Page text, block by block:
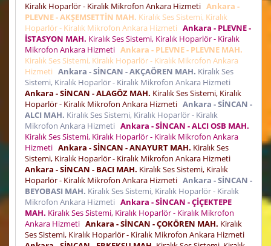
Kiralık Hoparlör - Kiralık Mikrofon Ankara Hizmeti Ankara -
PLEVNE - AKŞEMSETTİN MAH. Kiralık Ses Sistemi, Kiralık
Hoparlör - Kiralık Mikrofon Ankara Hizmeti Ankara - PLEVNE -
İSTASYON MAH. Kiralık Ses Sistemi, Kiralık Hoparlör - Kiralık
Mikrofon Ankara Hizmeti Ankara - PLEVNE - PLEVNE MAH.
Kiralık Ses Sistemi, Kiralık Hoparlör - Kiralık Mikrofon Ankara
Hizmeti Ankara - SİNCAN - AKÇAÖREN MAH. Kiralık Ses
Sistemi, Kiralık Hoparlör - Kiralık Mikrofon Ankara Hizmeti
Ankara - SİNCAN - ALAGÖZ MAH. Kiralık Ses Sistemi, Kiralık
Hoparlör - Kiralık Mikrofon Ankara Hizmeti Ankara - SİNCAN -
ALCI MAH. Kiralık Ses Sistemi, Kiralık Hoparlör - Kiralık
Mikrofon Ankara Hizmeti Ankara - SİNCAN - ALCI OSB MAH.
Kiralık Ses Sistemi, Kiralık Hoparlör - Kiralık Mikrofon Ankara
Hizmeti Ankara - SİNCAN - ANAYURT MAH. Kiralık Ses
Sistemi, Kiralık Hoparlör - Kiralık Mikrofon Ankara Hizmeti
Ankara - SİNCAN - BACI MAH. Kiralık Ses Sistemi, Kiralık
Hoparlör - Kiralık Mikrofon Ankara Hizmeti Ankara - SİNCAN -
BEYOBASI MAH. Kiralık Ses Sistemi, Kiralık Hoparlör - Kiralık
Mikrofon Ankara Hizmeti Ankara - SİNCAN - ÇİÇEKTEPE
MAH. Kiralık Ses Sistemi, Kiralık Hoparlör - Kiralık Mikrofon
Ankara Hizmeti Ankara - SİNCAN - ÇOKÖREN MAH. Kiralık
Ses Sistemi, Kiralık Hoparlör - Kiralık Mikrofon Ankara Hizmeti